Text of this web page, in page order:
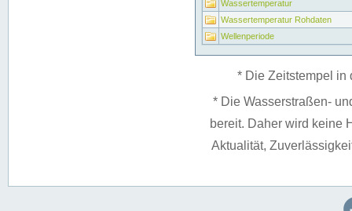
Wassertemperatur
Wassertemperatur Rohdaten
Wellenperiode
* Die Zeitstempel in
* Die Wasserstraßen-
bereit. Daher wird keine
Aktualität,